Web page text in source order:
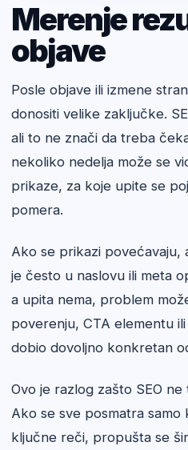
Merenje
objave
Posle objave ili izmene
donositi velike zaključke.
ali to ne znači da treba
nekoliko nedelja može se
prikaze, za koje upite se
pomera.
Ako se prikazi povećavaju,
je često u naslovu ili meta
a upita nema, problem
poverenju, CTA elementu
dobio dovoljno konkretan
Ovo je razlog zašto SEO
Ako se sve posmatra samo
ključne reči, propušta se